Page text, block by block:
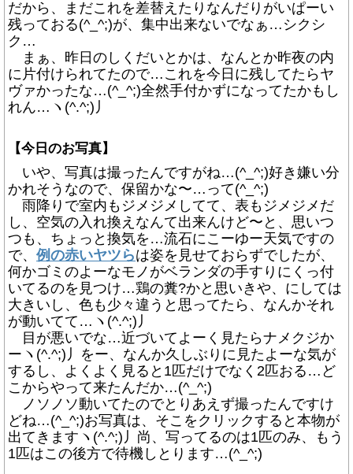
だから、まだこれを差替えたりなんだりがいぱーい
残っておる(^_^;)が、集中出来ないでなぁ…シクシ
ク…
まぁ、昨日のしくだいとかは、なんとか昨夜の内
に片付けられてたので…これを今日に残してたらヤ
ヴァかったな…(^_^;)全然手付かずになってたかもし
れん…ヽ(^.^;)丿
【今日のお写真】
いや、写真は撮ったんですがね…(^_^;)好き嫌い分
かれそうなので、保留かな〜…って(^_^;)
雨降りで室内もジメジメしてて、表もジメジメだ
し、空気の入れ換えなんて出来んけど〜と、思いつ
つも、ちょっと換気を…流石にこーゆー天気ですの
で、 例の赤いヤツらは姿を見せておらずでしたが、
何かゴミのよーなモノがベランダの手すりにくっ付
いてるのを見つけ…鶏の糞?かと思いきや、にしては
大きいし、色も少々違うと思ってたら、なんかそれ
が動いてて…ヽ(^.^;)丿
目が悪いでな…近づいてよーく見たらナメクジか
ーヽ(^.^;)丿をー、なんか久しぶりに見たよーな気が
するし、よくよく見ると1匹だけでなく2匹おる…ど
こからやって来たんだか…(^_^;)
ノソノソ動いてたのでとりあえず撮ったんですけ
どね…(^_^;)お写真は、そこをクリックすると本物が
出てきますヽ(^.^;)丿尚、写ってるのは1匹のみ、もう
1匹はこの後方で待機しとります…(^_^;)